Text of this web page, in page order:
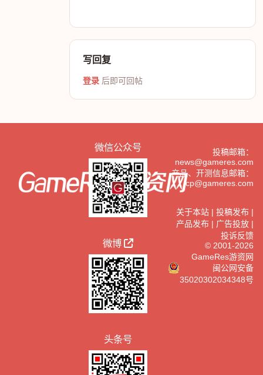
写回复
登录 后即可回帖
微信公众号
微博
头条号
投稿邮箱：
news@gameres.com
产品、开测信息邮箱：
cp@gameres.com
关于本站| 投稿发布|
产品发布| 广告投放|
投诉反馈
© 2001-2026
GameRes游资网
闽公网安备
35020302034348号